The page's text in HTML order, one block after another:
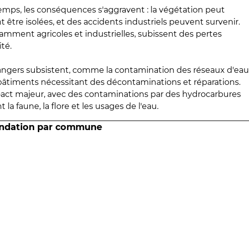
les conséquences s'aggravent : la végétation peut
être isolées, et des accidents industriels peuvent survenir.
agricoles et industrielles, subissent des pertes
subsistent, comme la contamination des réseaux d'eau
nécessitant des décontaminations et réparations.
majeur, avec des contaminations par des hydrocarbures
faune, la flore et les usages de l'eau.
par commune